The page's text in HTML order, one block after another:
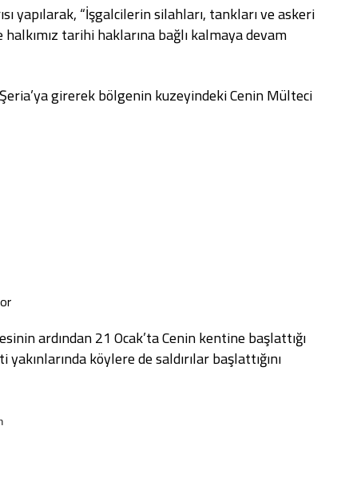
yapılarak, “İşgalcilerin silahları, tankları ve askeri
tarihi haklarına bağlı kalmaya devam
girerek bölgenin kuzeyindeki Cenin Mülteci
ardından 21 Ocak’ta Cenin kentine başlattığı
köylere de saldırılar başlattığını